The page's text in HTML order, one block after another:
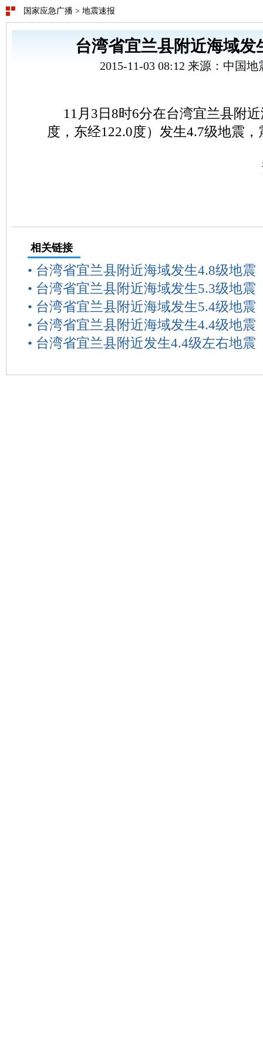
国家应急广播 > 地震速报
台湾省宜兰县附近海域发
2015-11-03 08:12 来源：中国
11月3日8时6分在台湾宜兰县附
度，东经122.0度）发生4.7级地震
相关链接
• 台湾省宜兰县附近海域发生4.8级地震
• 台湾省宜兰县附近海域发生5.3级地震
• 台湾省宜兰县附近海域发生5.4级地震
• 台湾省宜兰县附近海域发生4.4级地震
• 台湾省宜兰县附近发生4.4级左右地震